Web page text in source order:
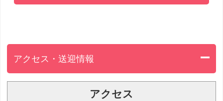
アクセス・送迎情報
アクセス